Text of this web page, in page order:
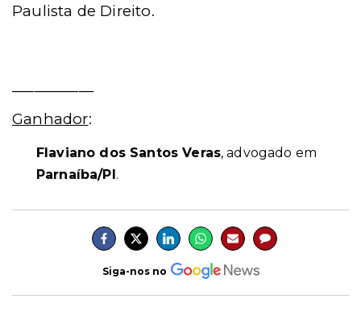
Paulista de Direito.
Ganhador:
Flaviano dos Santos Veras, advogado em
Parnaíba/PI.
Siga-nos no